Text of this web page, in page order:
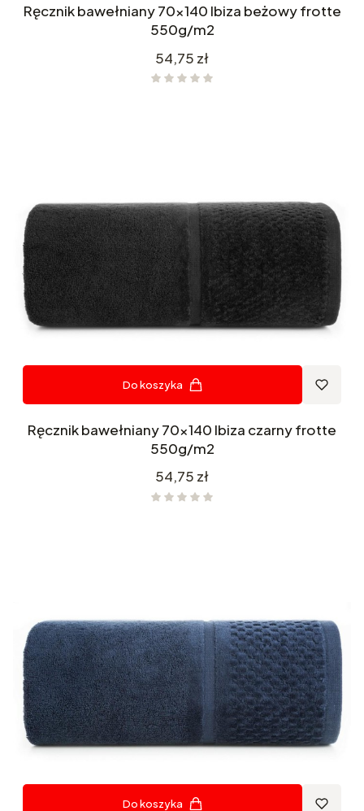
Ręcznik bawełniany 70x140 Ibiza beżowy frotte
550g/m2
Cena
54,75 zł
Do koszyka
Ręcznik bawełniany 70x140 Ibiza czarny frotte
550g/m2
Cena
54,75 zł
Do koszyka